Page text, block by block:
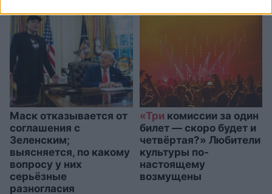
Маск отказывается от
соглашения с
Зеленским;
выясняется, по какому
вопросу у них
серьёзные
разногласия
«Три комиссии за один
билет — скоро будет и
четвёртая?» Любители
культуры по-
настоящему
возмущены